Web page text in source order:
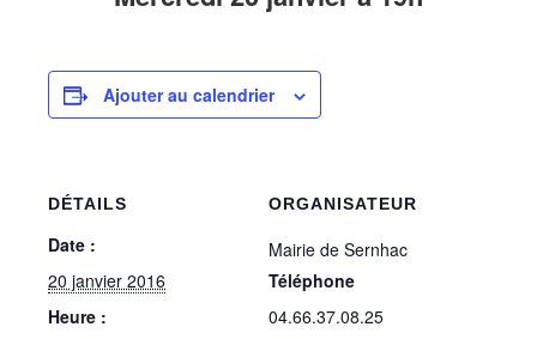
Ajouter au calendrier
DÉTAILS
Date :
20 janvier 2016
Heure :
ORGANISATEUR
Mairie de Sernhac
Téléphone
04.66.37.08.25